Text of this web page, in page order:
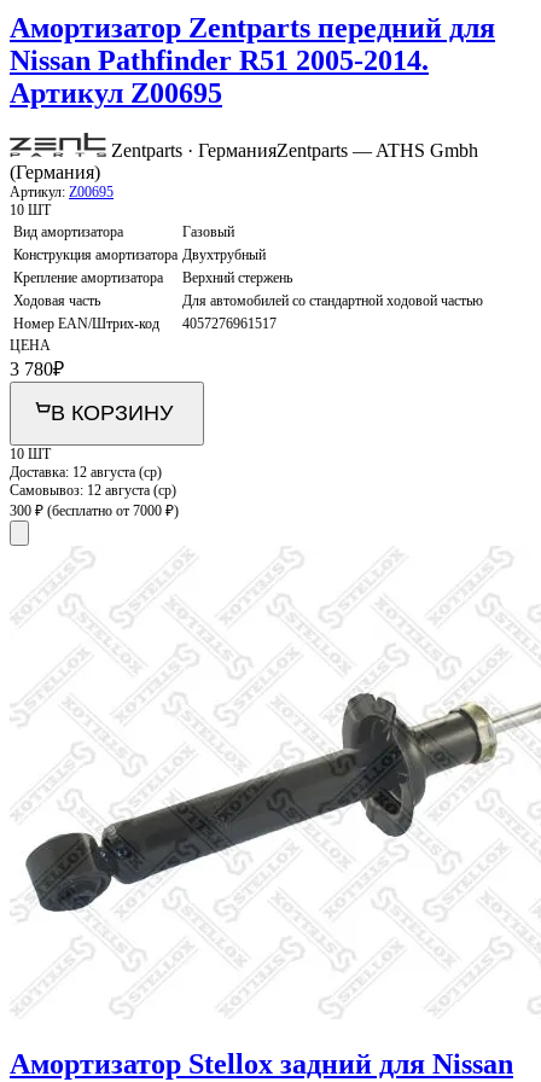
Амортизатор Zentparts передний для
Nissan Pathfinder R51 2005-2014.
Артикул Z00695
Zentparts · ГерманияZentparts — ATHS Gmbh
(Германия)
Артикул: Z00695
10 ШТ
Вид амортизатора
Газовый
Конструкция амортизатора Двухтрубный
Крепление амортизатора
Верхний стержень
Ходовая часть
Для автомобилей со стандартной ходовой частью
Номер EAN/Штрих-код
4057276961517
ЦЕНА
3 780₽
В КОРЗИНУ
10 ШТ
Доставка: 12 августа (ср)
Самовывоз: 12 августа (ср)
300 ₽ (бесплатно от 7000 ₽)
Амортизатор Stellox задний для Nissan